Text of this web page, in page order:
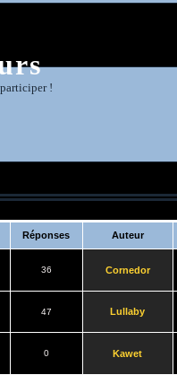
!
Réponses Auteur
36 Cornedor
47 Lullaby
0 Kawet